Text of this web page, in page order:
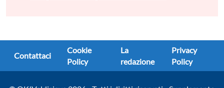
Contattaci
Cookie
Policy
La
redazione
Privacy
Policy